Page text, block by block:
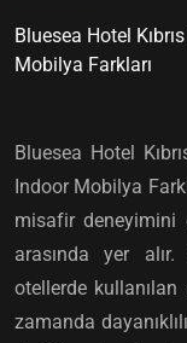
Bluesea Hotel
Mobilya Farkları
Bluesea Hotel
Indoor Mobilya
misafir deneyimini
arasında yer
otellerde
zamanda